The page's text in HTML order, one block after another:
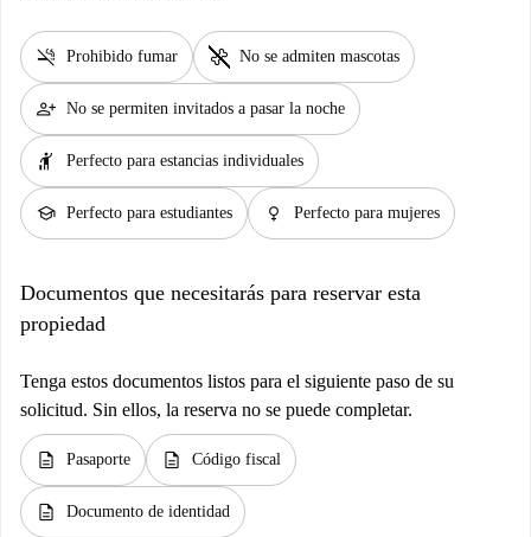
smoke_free Prohibido fumar pet_supplies No se admiten mascotas
person_add No se permiten invitados a pasar la noche
hail Perfecto para estancias individuales
school Perfecto para estudiantes female Perfecto para mujeres
Documentos que necesitarás para reservar esta
propiedad
Tenga estos documentos listos para el siguiente paso de su
solicitud. Sin ellos, la reserva no se puede completar.
description Pasaporte description Código fiscal
description Documento de identidad